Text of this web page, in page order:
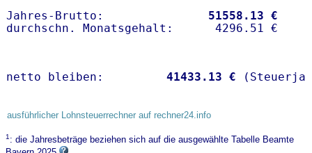
Jahres-Brutto: 51558.13 €
netto bleiben: 41433.13 €
ausführlicher Lohnsteuerrechner auf rechner24.info
1: die Jahresbeträge beziehen sich auf die ausgewählte Tabelle Beamte